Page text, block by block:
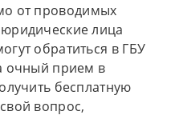
от проводимых
лица
обратиться в ГБУ
очный прием в
бесплатную
вопрос,